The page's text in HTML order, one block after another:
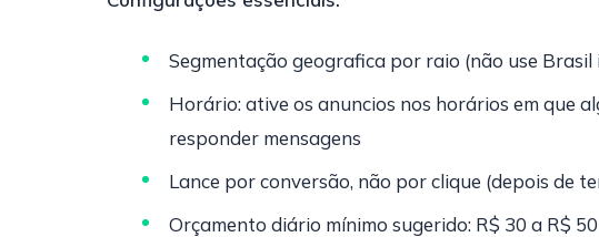
Segmentação geografica por raio (não use Brasil
Horário: ative os anuncios nos horários em que
responder mensagens
Lance por conversão, não por clique (depois de
Orçamento diário mínimo sugerido: R$ 30 a R$